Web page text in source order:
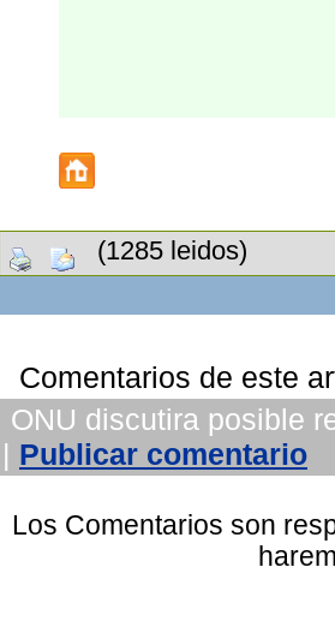
(1285 leidos)
Comentarios de este
ONU discutira posible
| Publicar comentario
Los Comentarios son